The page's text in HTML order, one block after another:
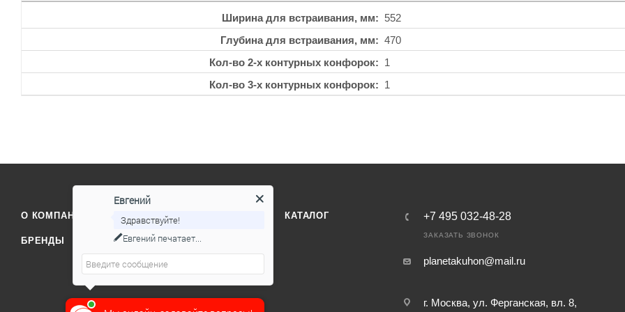
Ширина для встраивания, мм
552
Глубина для встраивания, мм
470
Кол-во 2-х контурных конфорок
1
Кол-во 3-х контурных конфорок
1
О КОМПАНИИ ОТЗЫВЫ КАТАЛОГ
БРЕНДЫ
+7 495 032-48-28
ЗАКАЗАТЬ ЗВОНОК
planetakuhon@mail.ru
г. Москва, ул. Ферганская, вл. 8,
Евгений
Здравствуйте!
Евгений печатает...